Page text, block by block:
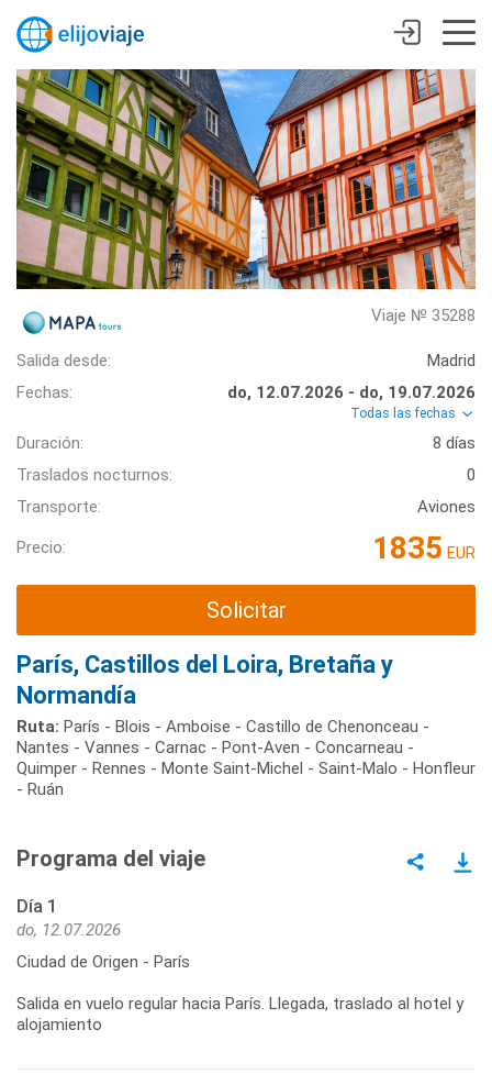
Viaje № 35288
Salida desde:
Madrid
Fechas:
do, 12.07.2026 - do, 19.07.2026
Todas las fechas
Duración:
8 días
Traslados nocturnos:
0
Transporte:
Aviones
Precio: 1835 EUR
Solicitar
París, Castillos del Loira, Bretaña y
Normandía
Ruta: París - Blois - Amboise - Castillo de Chenonceau -
Nantes - Vannes - Carnac - Pont-Aven - Concarneau -
Quimper - Rennes - Monte Saint-Michel - Saint-Malo - Honfleur
- Ruán
Programa del viaje
Día 1
do, 12.07.2026
Ciudad de Origen - París
Salida en vuelo regular hacia París. Llegada, traslado al hotel y